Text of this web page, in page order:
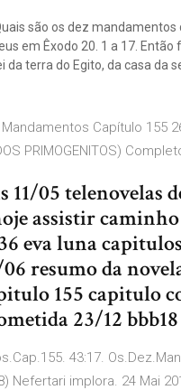
são os dez
em Êxodo 20. 1 a 17.
da terra do Egito, da casa da
Mandamentos Capítulo
PRIMOGENITOS)
11/05 telenovelas
assistir
eva luna
resumo da
155 capitulo
23/12
43:17.
Nefertari implora. 24 Mai